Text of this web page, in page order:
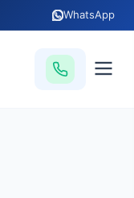
WhatsApp